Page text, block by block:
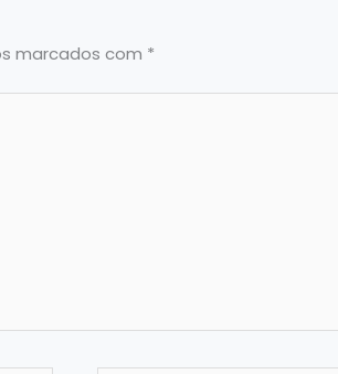
marcados com *